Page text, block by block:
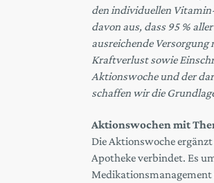
den individuellen
davon aus, dass 95 %
ausreichende
Kraftverlust sowie
Aktionswoche und der
schaffen wir die
Aktionswochen mit
Die Aktionswoche
Apotheke verbindet. Es